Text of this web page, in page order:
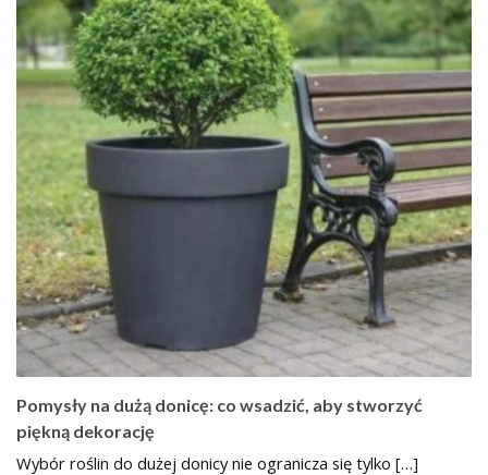
Pomysły na dużą donicę: co wsadzić, aby stworzyć
piękną dekorację
Wybór roślin do dużej donicy nie ogranicza się tylko […]